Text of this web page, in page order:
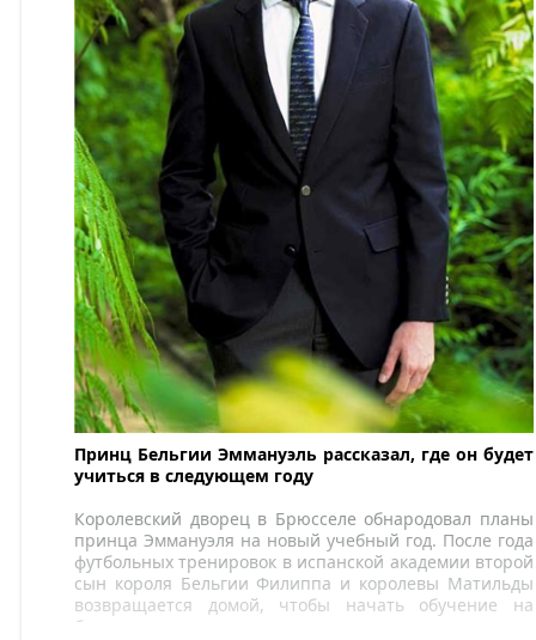
Принц Бельгии Эммануэль рассказал, где он будет
учиться в следующем году
Королевский дворец в Брюсселе обнародовал планы
принца Эммануэля на новый учебный год. После года
футбольных тренировок в испанской академии второй
сын короля Бельгии Филиппа и королевы Матильды
возвращается домой, чтобы начать обучение на
бакалавриате в университете.